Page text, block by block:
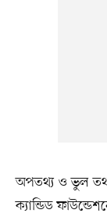
অপতথ্য ও ভুল
ক্যান্ডিড